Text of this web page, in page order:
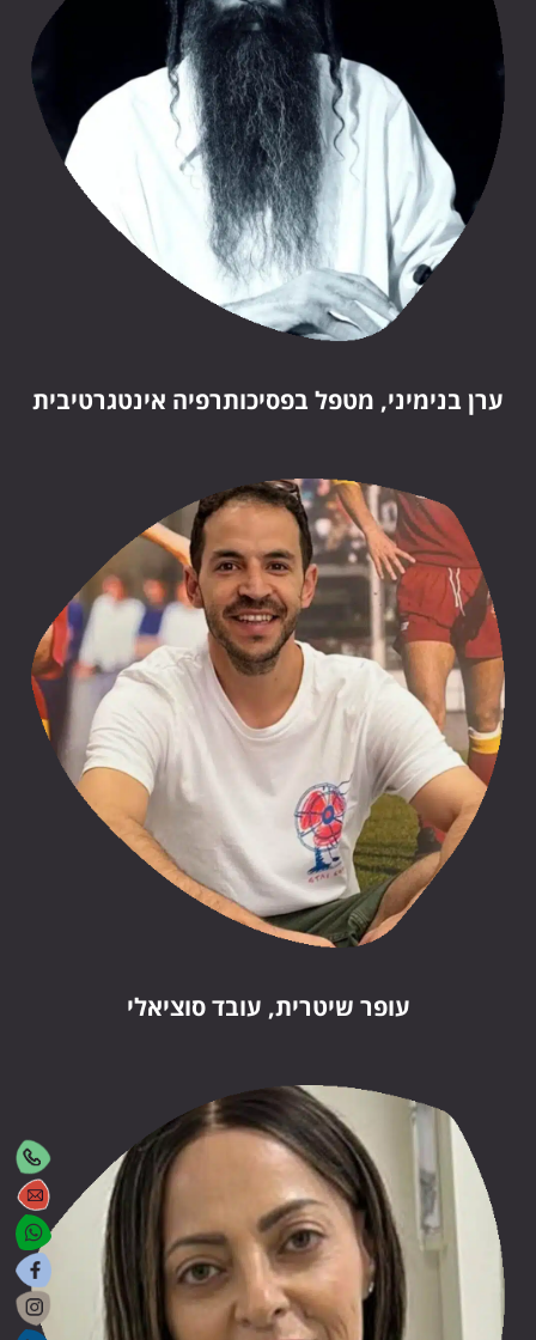
ערן בנימיני, מטפל בפסיכותרפיה אינטגרטיבית
עופר שיטרית, עובד סוציאלי